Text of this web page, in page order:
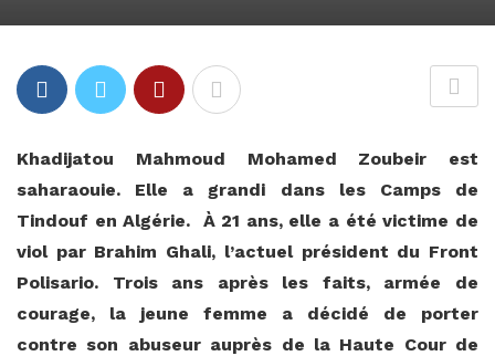
Khadijatou Mahmoud Mohamed Zoubeir est
saharaouie. Elle a grandi dans les Camps de
Tindouf en Algérie. À 21 ans, elle a été victime de
viol par Brahim Ghali, l’actuel président du Front
Polisario. Trois ans après les faits, armée de
courage, la jeune femme a décidé de porter
contre son abuseur auprès de la Haute Cour de